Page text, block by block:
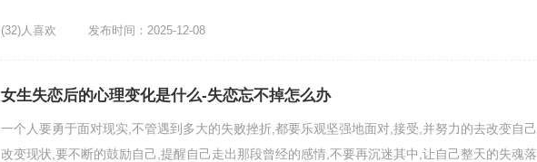
(32)人喜欢 发布时间：2025-12-08
女生失恋后的心理变化是什么-失恋忘不掉怎么办
一个人要勇于面对现实,不管遇到多大的失败挫折,都要乐观坚强地面对,接受,并努力的去改变自己,
改变现状,要不断的鼓励自己,提醒自己走出那段曾经的感情,不要再沉迷其中,让自己整天的失魂落